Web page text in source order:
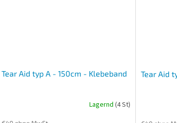
Tear Aid typ A - 150cm - Klebeband
Lagernd (4 St)
Tear Aid